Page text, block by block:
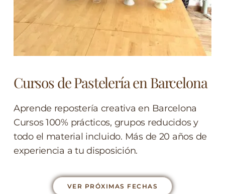
Cursos de Pastelería en Barcelona
Aprende repostería creativa en Barcelona
Cursos 100% prácticos, grupos reducidos y
todo el material incluido. Más de 20 años de
experiencia a tu disposición.
VER PRÓXIMAS FECHAS